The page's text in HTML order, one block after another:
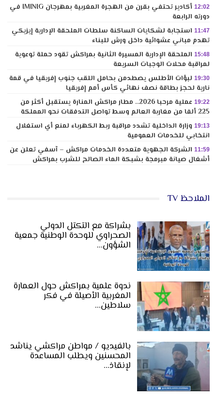
12:02
أكادير تحتفي بقرن من الهجرة المغربية بمهرجان IMINIG في
دورته الرابعة
11:47 استجابة لشكايات الساكنة سلطات الملحقة الإدارية إيزيكي
تهدم مباني عشوائية داخل ورش للبناء
15:48 الملحقة الإدارية المسيرة الثانية بمراكش تقود حملة توعوية
لمراقبة محلات الوجبات السريعة
19:30 لبؤات الأطلس يصطدمن بحامل اللقب جنوب إفريقيا في قمة
نارية لحجز بطاقة نصف نهائي كأس أمم إفريقيا
19:22
عملية مرحبا 2026.. مطار مراكش المنارة يستقبل أكثر من
225 ألفا من مغاربة العالم وسط تواصل التدفقات نحو المملكة
19:13 وزارة الداخلية تشدد مراقبة ربط الكهرباء لمنع أي استغلال
انتخابي للخدمات العمومية
11:59 الشركة الجهوية متعددة الخدمات مراكش – آسفي تعلن عن
أشغال صيانة مبرمجة بشبكة الماء الصالح للشرب بمراكش
الملاحظ TV
بشراكة مع التكتل الدولي
الصحراوي للوحدة الوطنية جمعية
الشؤون…
ندوة علمية بمراكش حول العمارة
المغربية الأصيلة في فكر
سلاطين…
بالفيديو / مواطن مراكشي يناشد
المحسنين ويطلب المساعدة
لإنقاذ…